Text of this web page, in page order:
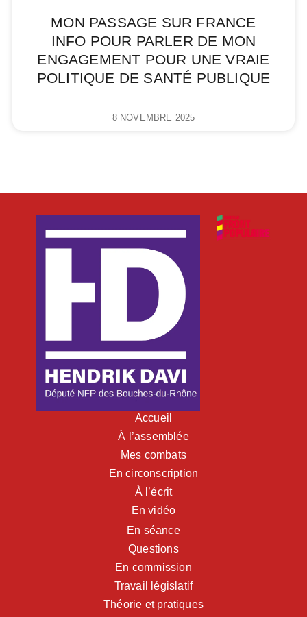
MON PASSAGE SUR FRANCE
INFO POUR PARLER DE MON
ENGAGEMENT POUR UNE VRAIE
POLITIQUE DE SANTÉ PUBLIQUE
8 NOVEMBRE 2025
Accueil
À l’assemblée
Mes combats
En circonscription
À l’écrit
En vidéo
En séance
Questions
En commission
Travail législatif
Théorie et pratiques